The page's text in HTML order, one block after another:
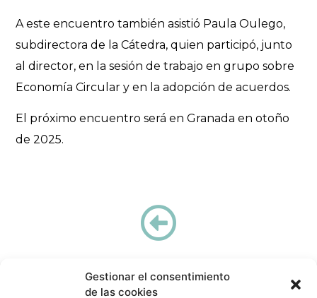
Gestionar el consentimiento
de las cookies
A este encuentro también asistió Paula Oulego,
subdirectora de la Cátedra, quien participó, junto
al director, en la sesión de trabajo en grupo sobre
Economía Circular y en la adopción de acuerdos.
El próximo encuentro será en Granada en otoño
de 2025.